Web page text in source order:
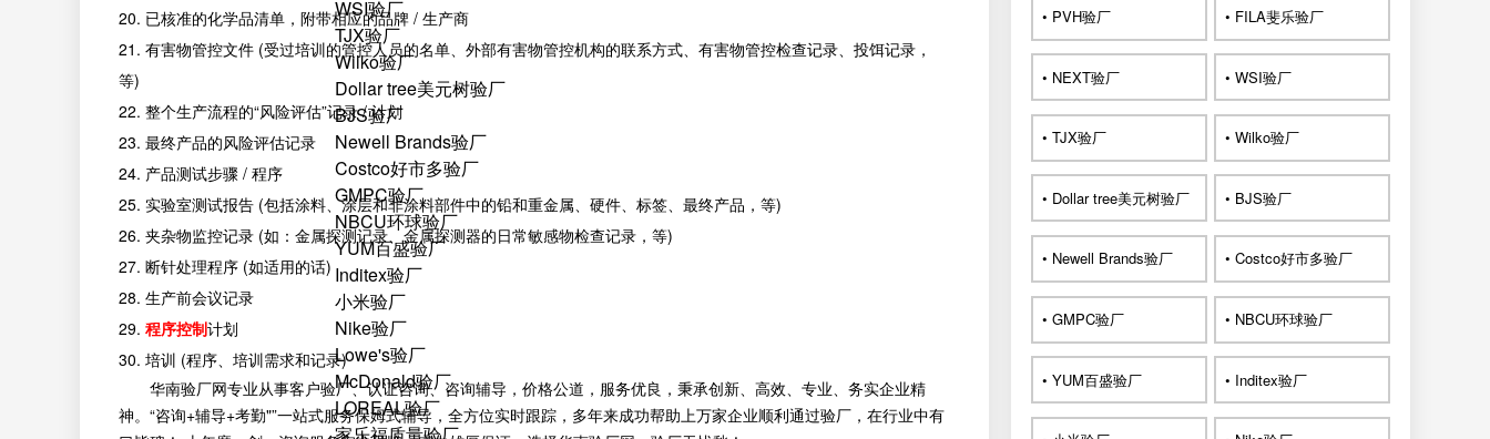
WSI验厂
TJX验厂
Wilko验厂
Dollar tree美元树验厂
BJS验厂
Newell Brands验厂
Costco好市多验厂
GMPC验厂
NBCU环球验厂
YUM百盛验厂
Inditex验厂
小米验厂
Nike验厂
Lowe's验厂
McDonald验厂
LOREAL验厂
20. 已核准的化学品清单，附带相应的品牌 / 生产商
21. 有害物管控文件 (受过培训的管控人员的名单、外部有害物管控机构的联系方式、有害物管控检查记录、投饵记录，
等)
22. 整个生产流程的“风险评估”记录 / 计划
23. 最终产品的风险评估记录
24. 产品测试步骤 / 程序
25. 实验室测试报告 (包括涂料、涂层和非涂料部件中的铅和重金属、硬件、标签、最终产品，等)
26. 夹杂物监控记录 (如：金属探测记录、金属探测器的日常敏感物检查记录，等)
27. 断针处理程序 (如适用的话)
28. 生产前会议记录
29. 程序控制计划
30. 培训 (程序、培训需求和记录)
华南验厂网专业从事客户验厂、认证咨询、咨询辅导，价格公道，服务优良，秉承创新、高效、专业、务实企业精
神。“咨询+辅导+考勤"”一站式服务保姆式辅导，全方位实时跟踪，多年来成功帮助上万家企业顺利通过验厂，在行业中有
• PVH验厂 • FILA斐乐验厂
• NEXT验厂 • WSI验厂
• TJX验厂 • Wilko验厂
• Dollar tree美元树验厂 • BJS验厂
• Newell Brands验厂 • Costco好市多验厂
• GMPC验厂 • NBCU环球验厂
• YUM百盛验厂 • Inditex验厂